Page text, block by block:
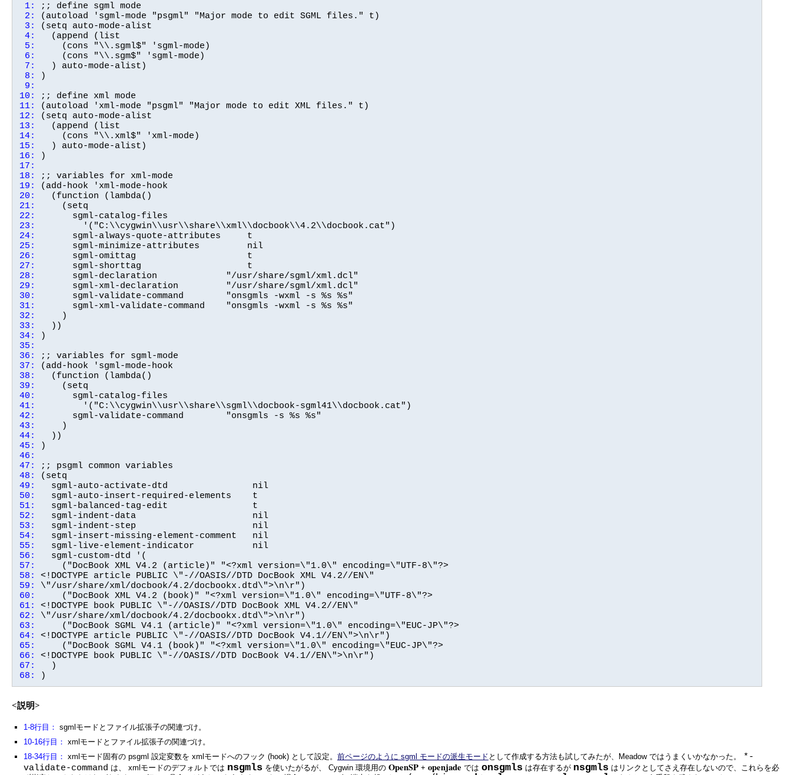
1:
2:
3:
4:
5:
6:
7:
8:
9:
10:
11:
12:
13:
14:
15:
16:
17:
18:
19:
20:
21:
22:
23:
24:
25:
       sgml-minimize-attributes         nil
26:
27:
28:
29:
30:
31:
32:
33:
34:
35:
36:
37:
38:
39:
40:
41:
42:
43:
44:
45:
46:
47:
48:
49:
   sgml-auto-activate-dtd                nil
50:
51:
52:
   sgml-indent-data                      nil
53:
   sgml-indent-step                      nil
54:
   sgml-insert-missing-element-comment   nil
55:
   sgml-live-element-indicator           nil
56:
57:
     ("DocBook XML V4.2 (article)" "<?xml version=\"1.0\" encoding=\"UTF-8\"?>
58:
59:
60:
     ("DocBook XML V4.2 (book)" "<?xml version=\"1.0\" encoding=\"UTF-8\"?>
61:
62:
63:
     ("DocBook SGML V4.1 (article)" "<?xml version=\"1.0\" encoding=\"EUC-JP\"?>
64:
65:
     ("DocBook SGML V4.1 (book)" "<?xml version=\"1.0\" encoding=\"EUC-JP\"?>
66:
67:
68:
)
<説明>
1-8行目： sgmlモードとファイル拡張子の関連づけ。
10-16行目： xmlモードとファイル拡張子の関連づけ。
18-34行目： xmlモード固有の psgml 設定変数を xmlモードへのフック (hook) として設定。 前ページのように sgml モードの派生モード として作成する方法も試してみたが、Meadow ではうまくいかなかった。 *-
validate-command は、 xmlモードのデフォルトでは nsgmls を使いたがるが、 Cygwin 環境用の OpenSP + openjade では onsgmls は存在するが nsgmls はリンクとしてさえ存在しないので、これらを必